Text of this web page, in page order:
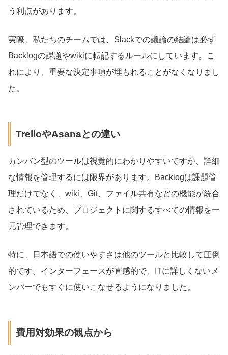
う利点があります。
実際、私たちのチームでは、Slackでの議論の結論は必ず
Backlogの課題やwikiに転記するルールにしています。こ
れにより、重要な決定事項が埋もれることがなくなりまし
た。
TrelloやAsanaとの違い
カンバン型のツールは視覚的にわかりやすいですが、詳細
な情報を管理するには限界があります。Backlogは課題管
理だけでなく、wiki、Git、ファイル共有などの機能が統合
されているため、プロジェクトに関するすべての情報を一
元管理できます。
特に、日本語での使いやすさは他のツールと比較して圧倒
的です。インターフェースが直感的で、ITに詳しくないメ
ンバーでもすぐに使いこなせるようになりました。
費用対効果の観点から